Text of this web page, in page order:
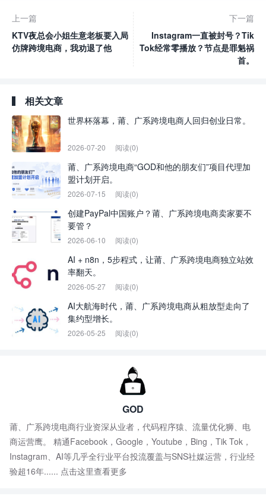
上一篇
KTV夜总会小姐生意老板要入局
仿牌跨境电商，我劝退了他
下一篇
Instagram一直被封号？Tik
Tok经常零播放？节点是罪魁祸
首。
相关文章
世界杯落幕，莆、广系跨境电商人回归创业日常。
2026-07-20 阅读(0)
莆、广系跨境电商“GOD和他的朋友们”项目代理加
盟计划开启。
2026-07-15 阅读(0)
创建PayPal中国账户？莆、广系跨境电商卖家要不
要管？
2026-06-10 阅读(0)
AI + n8n，5步程式，让莆、广系跨境电商独立站效
率翻天。
2026-05-27 阅读(0)
AI大航海时代，莆、广系跨境电商从粗放型走向了
集约型增长。
2026-05-25 阅读(0)
GOD
莆、广系跨境电商行业资深从业者，代码程序猿、流量优化狮、电
商运营鹰。 精通Facebook，Google，Youtube，Bing，Tik Tok，
Instagram、AI等几乎全行业平台投流覆盖与SNS社媒运营，行业经
验超16年...... 点击这里查看更多